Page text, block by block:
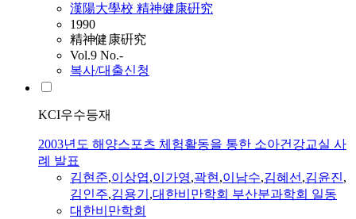
漢陽大學校 精神健康硏究
1990
精神健康硏究
Vol.9 No.-
복사/대출신청
KCI우수등재
2003년도 해양스포츠 체험활동을 통한 소아건강교실 사
례 발표
김현준,이상엽,이가영,곽현,이남수,김혜선,김윤진,
김인주,김용기 ,대한비만학회 부산분과학회 일동
대한비만학회